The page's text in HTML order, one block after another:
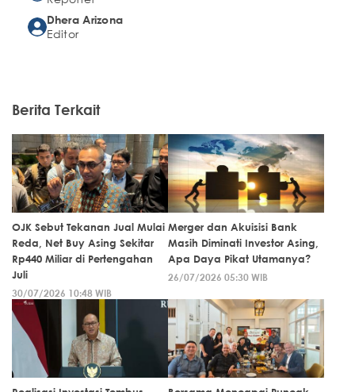
Dhera Arizona
Editor
Berita Terkait
OJK Sebut Tekanan Jual Mulai
Reda, Net Buy Asing Sekitar
Rp440 Miliar di Pertengahan
Juli
30/07/2026 10:48 WIB
Merger dan Akuisisi Bank
Masih Diminati Investor Asing,
Apa Daya Pikat Utamanya?
26/07/2026 05:30 WIB